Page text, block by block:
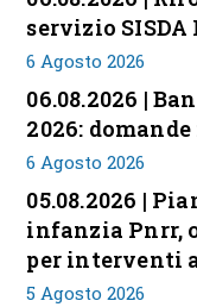
servizio
6 Agosto 2026
06.08.2026 |
2026:
6 Agosto 2026
05.08.2026 |
infanzia Pnrr,
per interventi
5 Agosto 2026